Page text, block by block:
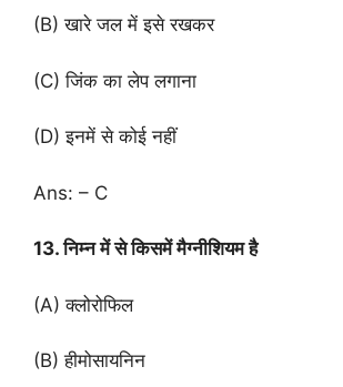
(B) खारे जल में इसे रखकर
(C) जिंक का लेप लगाना
(D) इनमें से कोई नहीं
Ans: – C
13. निम्न में से किसमें मैग्नीशियम है
(A) क्लोरोफिल
(B) हीमोसायनिन